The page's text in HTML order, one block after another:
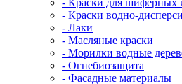
- Краски водно-
- Лаки
- Масляные краски
- Морилки водные
- Огнебиозащита
- Фасадные материалы